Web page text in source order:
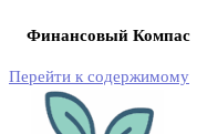
Финансовый Компас
Перейти к содержимому